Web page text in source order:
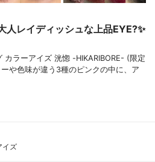
人レイディッシュな上品EYE?✨
カラーアイズ 洸惚 -HIKARIBORE- (限定
や色味が違う3種のピンクの中に、ア
イズ